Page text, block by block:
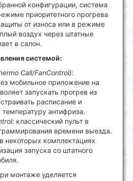
конфигурации, система
приоритетного прогрева
от износа или в режиме
воздух через штатные
в салон.
системой:
Call/FanControl):
мобильное приложение на
запускать прогрев из
расписание и
температуру антифриза.
классический пульт в
времени выезда.
в некоторых комплектациях
запуска со штатного
монтаже уделяется